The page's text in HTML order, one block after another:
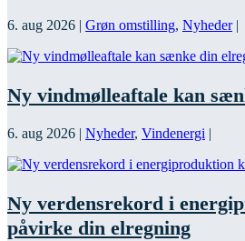
6. aug 2026 Grøn omstilling, Nyheder|
Ny vindmølleaftale kan
6. aug 2026 | Nyheder, Vindenergi |
Ny verdensrekord i
påvirke din elregning